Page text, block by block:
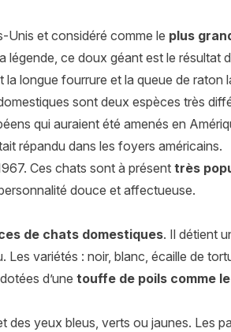
Unis et considéré comme le plus
ce doux géant est le résultat
la longue fourrure et la queue de
sont deux espèces très
qui auraient été amenés en
répandu dans les foyers américains.
Ces chats sont à présent très
douce et affectueuse.
de chats domestiques. Il détient
variétés : noir, blanc, écaille de
d’une touffe de poils comme
des yeux bleus, verts ou jaunes. Les